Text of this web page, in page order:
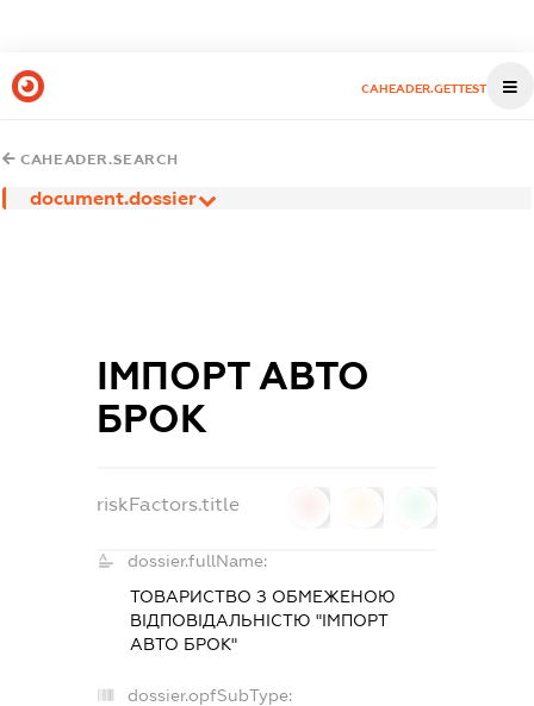
CAHEADER.GETTEST
CAHEADER.SEARCH
document.dossier
ІМПОРТ АВТО
БРОК
riskFactors.title
dossier.fullName:
ТОВАРИСТВО З ОБМЕЖЕНОЮ
ВІДПОВІДАЛЬНІСТЮ "ІМПОРТ
АВТО БРОК"
dossier.opfSubType: